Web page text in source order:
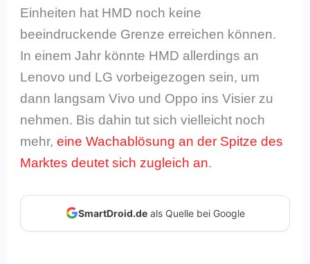
Einheiten hat HMD noch keine
beeindruckende Grenze erreichen können.
In einem Jahr könnte HMD allerdings an
Lenovo und LG vorbeigezogen sein, um
dann langsam Vivo und Oppo ins Visier zu
nehmen. Bis dahin tut sich vielleicht noch
mehr,eine Wachablösung an der Spitze des
Marktes deutet sich zugleich an.
SmartDroid.deals Quelle bei Google